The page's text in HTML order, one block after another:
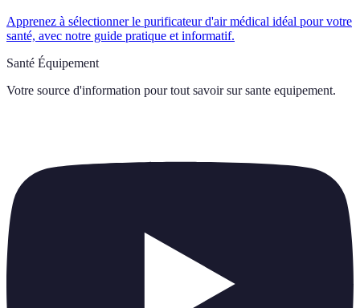
Apprenez à sélectionner le purificateur d'air médical idéal pour votre
santé, avec notre guide pratique et informatif.
Santé Équipement
Votre source d'information pour tout savoir sur sante equipement.